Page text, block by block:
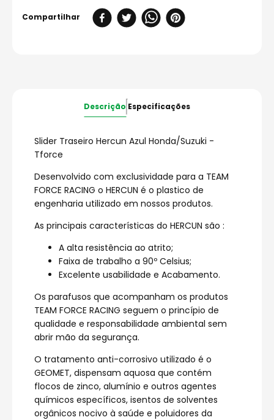
Descrição Especificações
Slider Traseiro Hercun Azul Honda/Suzuki -
Tforce
Desenvolvido com exclusividade para a TEAM
FORCE RACING o HERCUN é o plastico de
engenharia utilizado em nossos produtos.
As principais características do HERCUN são :
A alta resistência ao atrito;
Faixa de trabalho a 90º Celsius;
Excelente usabilidade e Acabamento.
Os parafusos que acompanham os produtos
TEAM FORCE RACING seguem o princípio de
qualidade e responsabilidade ambiental sem
abrir mão da segurança.
O tratamento anti-corrosivo utilizado é o
GEOMET, dispensam aquosa que contém
flocos de zinco, alumínio e outros agentes
químicos específicos, isentos de solventes
orgânicos nocivo à saúde e poluidores da